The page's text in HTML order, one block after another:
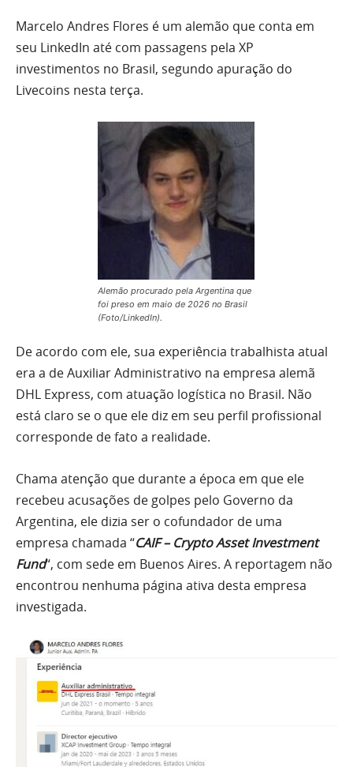
Marcelo Andres Flores é um alemão que conta em
seu LinkedIn até com passagens pela XP
investimentos no Brasil, segundo apuração do
Livecoins nesta terça.
Alemão procurado pela Argentina que
foi preso em maio de 2026 no Brasil
(Foto/LinkedIn).
De acordo com ele, sua experiência trabalhista atual
era a de Auxiliar Administrativo na empresa alemã
DHL Express, com atuação logística no Brasil. Não
está claro se o que ele diz em seu perfil profissional
corresponde de fato a realidade.
Chama atenção que durante a época em que ele
recebeu acusações de golpes pelo Governo da
Argentina, ele dizia ser o cofundador de uma
empresa chamada “CAIF – Crypto Asset Investment
Fund“, com sede em Buenos Aires. A reportagem não
encontrou nenhuma página ativa desta empresa
investigada.